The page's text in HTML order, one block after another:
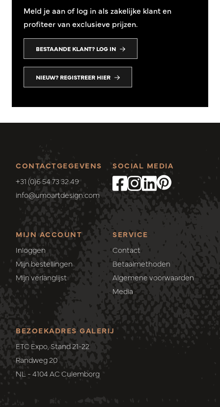
Meld je aan of log in als zakelijke klant en
profiteer van exclusieve prijzen.
BESTAANDE KLANT? LOG IN
NIEUW? REGISTREER HIER
CONTACTGEGEVENS
+31 (0)6 54 73 32 49
info@umoartdesign.com
MIJN ACCOUNT
Inloggen
Mijn bestellingen
Mijn verlanglijst
SERVICE
Contact
Betaalmethoden
Algemene voorwaarden
Media
SOCIAL MEDIA
BEZOEKADRES GALERIJ
ETC Expo, Stand 21-22
Randweg 20
NL - 4104 AC Culemborg